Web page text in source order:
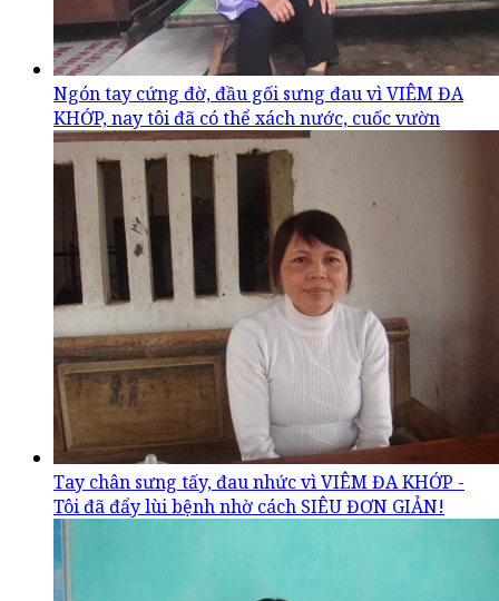
Ngón tay cứng đờ, đầu gối sưng đau vì VIÊM ĐA
KHỚP, nay tôi đã có thể xách nước, cuốc vườn
Tay chân sưng tấy, đau nhức vì VIÊM ĐA KHỚP -
Tôi đã đẩy lùi bệnh nhờ cách SIÊU ĐƠN GIẢN!